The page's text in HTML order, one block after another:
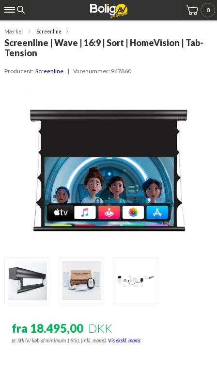
0
Mærker Screenline
Screenline | Wave | 16:9 | Sort | HomeVision | Tab-
Tension
Producent: Screenline | Varenummer: 947860
fra 18.495,00 DKK
pr. Stk (v/ køb af minimum 1 Stk), (inkl. moms) Vis ekskl. moms